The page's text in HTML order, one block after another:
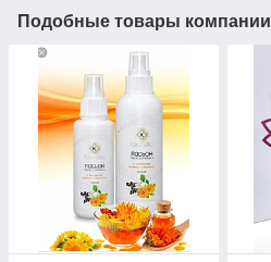
Подобные товары компании